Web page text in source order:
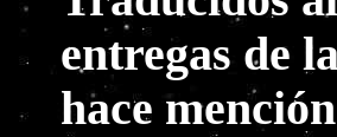
entregas de
hace